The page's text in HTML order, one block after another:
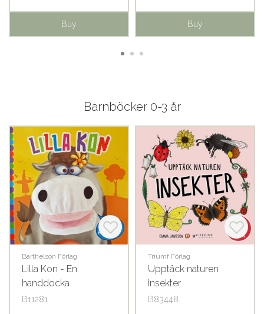
Buy Buy
Barnböcker 0-3 år
Barthelson Förlag
Lilla Kon - En
handdocka
B11281
Triumf Förlag
Upptäck naturen
Insekter
B83448